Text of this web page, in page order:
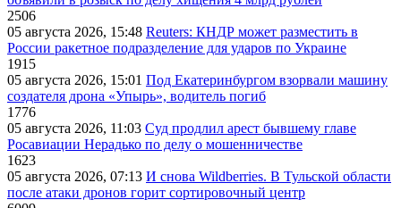
2506
05 августа 2026, 15:48 Reuters: КНДР может разместить в
России ракетное подразделение для ударов по Украине
1915
05 августа 2026, 15:01 Под Екатеринбургом взорвали машину
создателя дрона «Упырь», водитель погиб
1776
05 августа 2026, 11:03 Суд продлил арест бывшему главе
Росавиации Нерадько по делу о мошенничестве
1623
05 августа 2026, 07:13 И снова Wildberries. В Тульской области
после атаки дронов горит сортировочный центр